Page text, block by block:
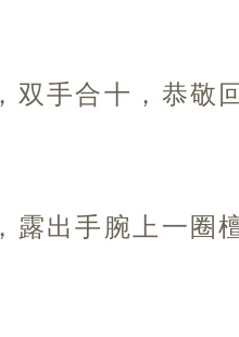
双手合十，恭敬
露出手腕上一圈